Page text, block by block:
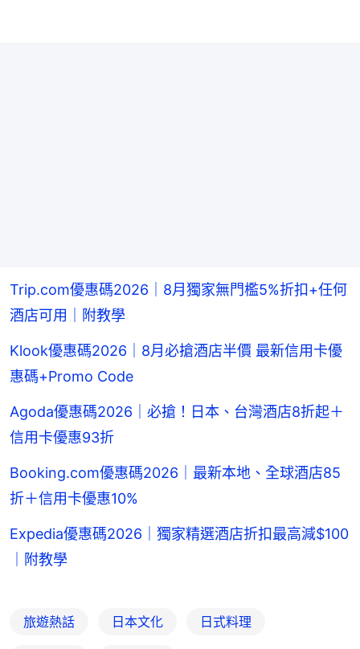
Trip.com優惠碼2026｜8月獨家無門檻5%折扣+任何
酒店可用｜附教學
Klook優惠碼2026｜8月必搶酒店半價 最新信用卡優
惠碼+Promo Code
Agoda優惠碼2026｜必搶！日本、台灣酒店8折起＋
信用卡優惠93折
Booking.com優惠碼2026｜最新本地、全球酒店85
折＋信用卡優惠10%
Expedia優惠碼2026｜獨家精選酒店折扣最高減$100
｜附教學
旅遊熱話 日本文化 日式料理